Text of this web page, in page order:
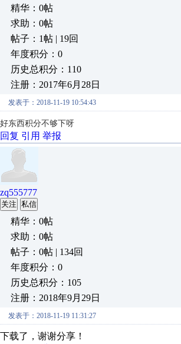
精华：0帖
求助：0帖
帖子：1帖 | 19回
年度积分：0
历史总积分：110
注册：2017年6月28日
发表于：2018-11-19 10:54:43
好东西积分不够下呀
回复 引用 举报
zq555777
关注 私信
精华：0帖
求助：0帖
帖子：0帖 | 134回
年度积分：0
历史总积分：105
注册：2018年9月29日
发表于：2018-11-19 11:31:27
下载了，谢谢分享！